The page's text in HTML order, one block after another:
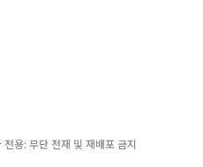
용: 무단 전재 및 재배포 금지